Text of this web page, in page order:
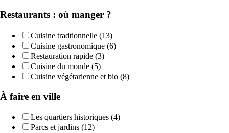
Restaurants : où manger ?
Cuisine tradtionnelle (13)
Cuisine gastronomique (6)
Restauration rapide (3)
Cuisine du monde (5)
Cuisine végétarienne et bio (8)
À faire en ville
Les quartiers historiques (4)
Parcs et jardins (12)